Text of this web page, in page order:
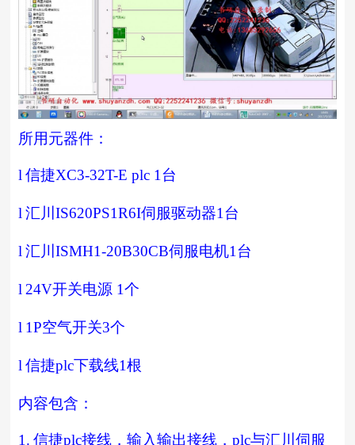
所用元器件：
l 信捷XC3-32T-E plc 1 台
l 汇川IS620PS1R6I伺服驱动器1 台
l 汇川ISMH1-20B30CB伺服电机1 台
l 24V开关电源 1个
l 1P空气开关3个
l 信捷plc下载线1根
内容包含：
1. 信捷plc接线，输入输出接线，plc与汇川伺服